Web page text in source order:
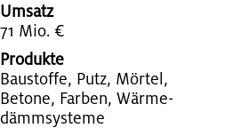
Umsatz
71 Mio. €
Produkte
Bau­stof­fe, Putz, Mör­tel,
Be­to­ne, Far­ben, Wär­me­
dämm­sys­te­me